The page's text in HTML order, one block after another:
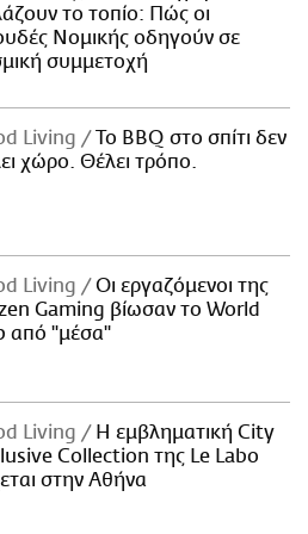
το τοπίο: Πώς οι
Νομικής οδηγούν σε
συμμετοχή
Living
Το BBQ στο σπίτι δεν
χώρο. Θέλει τρόπο.
Living
Οι εργαζόμενοι της
Gaming βίωσαν το World
από "μέσα"
Living
Η εμβληματική City
Collection της Le Labo
στην Αθήνα